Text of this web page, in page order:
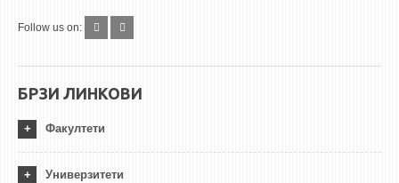
Follow us on:
БРЗИ ЛИНКОВИ
Факултети
Универзитети